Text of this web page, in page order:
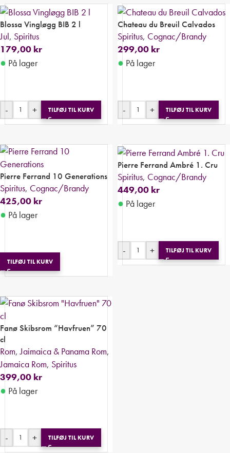
Blossa Vingløgg BIB 2 l
Jul, Spiritus
179,00 kr
● På lager
- + TILFØJ TIL KURV
Chateau du Breuil Calvados
Spiritus, Cognac/Brandy
299,00 kr
● På lager
- + TILFØJ TIL KURV
Pierre Ferrand 10 Generations
Spiritus, Cognac/Brandy
425,00 kr
● På lager
TILFØJ TIL KURV
Pierre Ferrand Ambré 1. Cru
Spiritus, Cognac/Brandy
449,00 kr
● På lager
- + TILFØJ TIL KURV
Fanø Skibsrom “Havfruen” 70
cl
Rom, Jaimaica & Panama Rom,
Jamaica Rom, Spiritus
399,00 kr
● På lager
- + TILFØJ TIL KURV